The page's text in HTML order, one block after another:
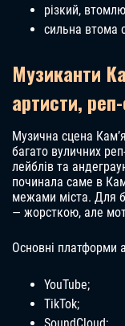
різкий,
сильна втома
Музиканти
артисти,
Музична сцена
багато вуличних
лейблів та
починала саме в
межами міста. Для
— жорсткою, але
Основні платформи
YouTube;
TikTok;